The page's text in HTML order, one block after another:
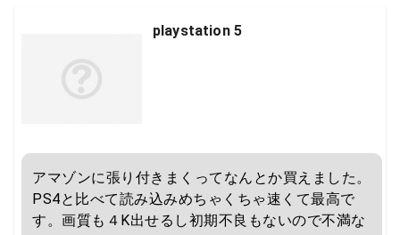
playstation 5
アマゾンに張り付きまくってなんとか買えました。
PS4と比べて読み込みめちゃくちゃ速くて最高で
す。画質も４K出せるし初期不良もないので不満な